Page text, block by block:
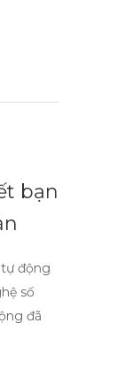
bạn
động
số
đã